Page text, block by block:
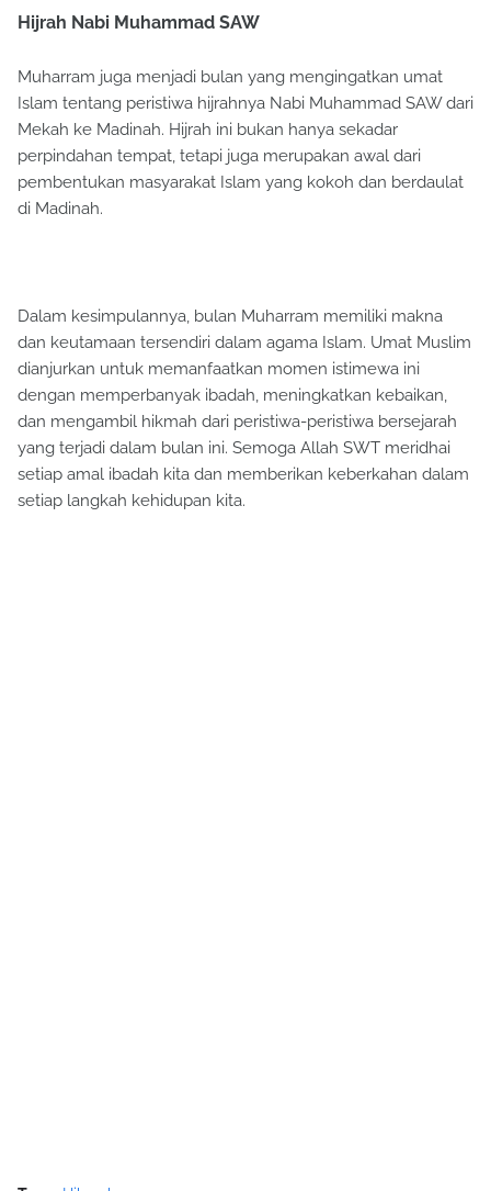
Hijrah Nabi Muhammad SAW
Muharram juga menjadi bulan yang mengingatkan umat
Islam tentang peristiwa hijrahnya Nabi Muhammad SAW dari
Mekah ke Madinah. Hijrah ini bukan hanya sekadar
perpindahan tempat, tetapi juga merupakan awal dari
pembentukan masyarakat Islam yang kokoh dan berdaulat
di Madinah.
Dalam kesimpulannya, bulan Muharram memiliki makna
dan keutamaan tersendiri dalam agama Islam. Umat Muslim
dianjurkan untuk memanfaatkan momen istimewa ini
dengan memperbanyak ibadah, meningkatkan kebaikan,
dan mengambil hikmah dari peristiwa-peristiwa bersejarah
yang terjadi dalam bulan ini. Semoga Allah SWT meridhai
setiap amal ibadah kita dan memberikan keberkahan dalam
setiap langkah kehidupan kita.